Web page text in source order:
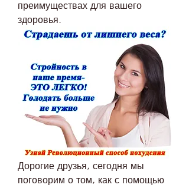
преимуществах для вашего
здоровья.
Дорогие друзья, сегодня мы
поговорим о том, как с помощью